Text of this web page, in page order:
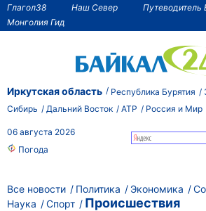
Глагол38 Наш Север
Путеводитель
Монголия Гид
Иркутская область Республика Бурятия
Сибирь
Дальний Восток АТР Россия и Мир
06 августа 2026
Погода
Все новости Политика Экономика
Наука
Спорт
Происшествия